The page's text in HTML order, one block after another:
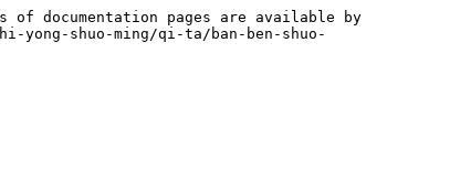
documentation pages are available by
yong-shuo-ming/qi-ta/ban-ben-shuo-